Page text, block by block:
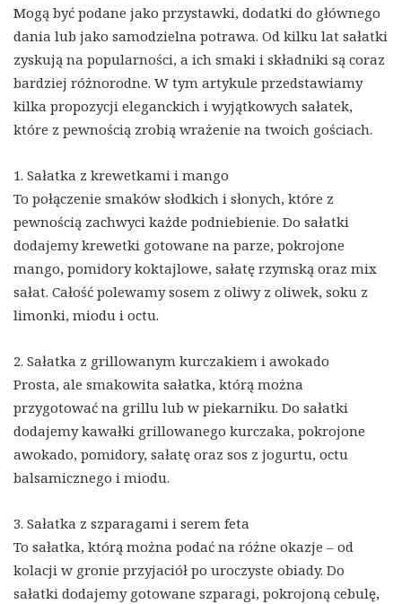
Mogą być podane jako przystawki, dodatki do głównego
dania lub jako samodzielna potrawa. Od kilku lat sałatki
zyskują na popularności, a ich smaki i składniki są coraz
bardziej różnorodne. W tym artykule przedstawiamy
kilka propozycji eleganckich i wyjątkowych sałatek,
które z pewnością zrobią wrażenie na twoich gościach.
1. Sałatka z krewetkami i mango
To połączenie smaków słodkich i słonych, które z
pewnością zachwyci każde podniebienie. Do sałatki
dodajemy krewetki gotowane na parze, pokrojone
mango, pomidory koktajlowe, sałatę rzymską oraz mix
sałat. Całość polewamy sosem z oliwy z oliwek, soku z
limonki, miodu i octu.
2. Sałatka z grillowanym kurczakiem i awokado
Prosta, ale smakowita sałatka, którą można
przygotować na grillu lub w piekarniku. Do sałatki
dodajemy kawałki grillowanego kurczaka, pokrojone
awokado, pomidory, sałatę oraz sos z jogurtu, octu
balsamicznego i miodu.
3. Sałatka z szparagami i serem feta
To sałatka, którą można podać na różne okazje – od
kolacji w gronie przyjaciół po uroczyste obiady. Do
sałatki dodajemy gotowane szparagi, pokrojoną cebulę,